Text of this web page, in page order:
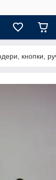
кнопки,